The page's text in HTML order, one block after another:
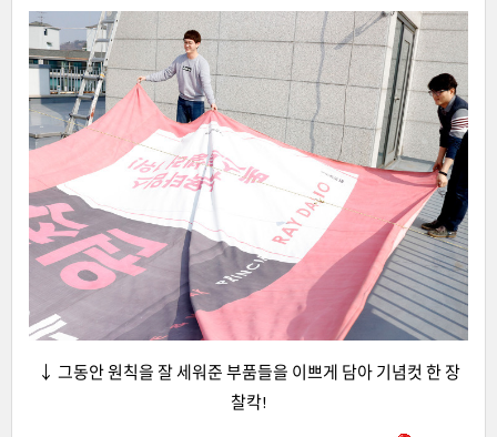
↓ 그동안 원칙을 잘 세워준 부품들을 이쁘게 담아 기념컷 한 장
찰칵!